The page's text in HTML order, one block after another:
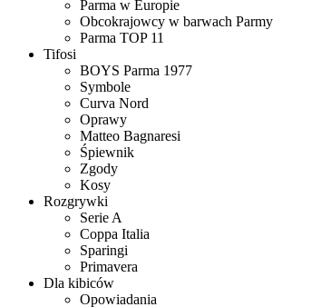
Parma w Europie
Obcokrajowcy w barwach Parmy
Parma TOP 11
Tifosi
BOYS Parma 1977
Symbole
Curva Nord
Oprawy
Matteo Bagnaresi
Śpiewnik
Zgody
Kosy
Rozgrywki
Serie A
Coppa Italia
Sparingi
Primavera
Dla kibiców
Opowiadania